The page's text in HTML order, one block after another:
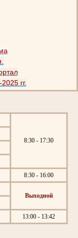
гг.
8:30 - 17:30
8:30 - 16:00
Выходной
13:00 - 13:42